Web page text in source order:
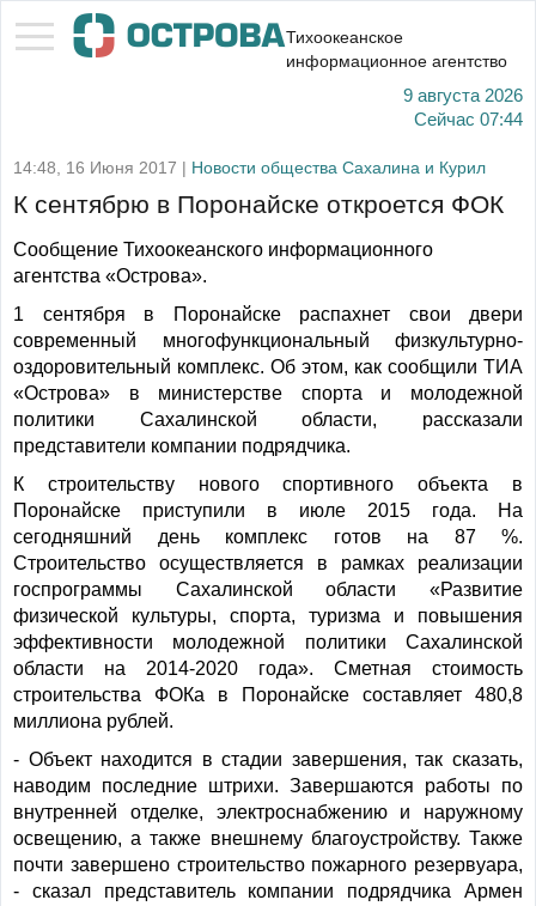
Тихоокеанское
информационное агентство
9 августа 2026
Сейчас 07:44
14:48, 16 Июня 2017 | Новости общества Сахалина и Курил
К сентябрю в Поронайске откроется ФОК
Сообщение Тихоокеанского информационного
агентства «Острова».
1 сентября в Поронайске распахнет свои двери
современный многофункциональный физкультурно-
оздоровительный комплекс. Об этом, как сообщили ТИА
«Острова» в министерстве спорта и молодежной
политики Сахалинской области, рассказали
представители компании подрядчика.
К строительству нового спортивного объекта в
Поронайске приступили в июле 2015 года. На
сегодняшний день комплекс готов на 87 %.
Строительство осуществляется в рамках реализации
госпрограммы Сахалинской области «Развитие
физической культуры, спорта, туризма и повышения
эффективности молодежной политики Сахалинской
области на 2014-2020 года». Сметная стоимость
строительства ФОКа в Поронайске составляет 480,8
миллиона рублей.
- Объект находится в стадии завершения, так сказать,
наводим последние штрихи. Завершаются работы по
внутренней отделке, электроснабжению и наружному
освещению, а также внешнему благоустройству. Также
почти завершено строительство пожарного резервуара,
- сказал представитель компании подрядчика Армен